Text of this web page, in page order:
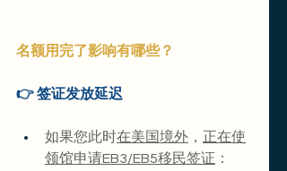
名额用完了影响有哪些？
👉 签证发放延迟
如果您此时在美国境外 ， 正在使
领馆申请EB3/EB5移民签证 ：